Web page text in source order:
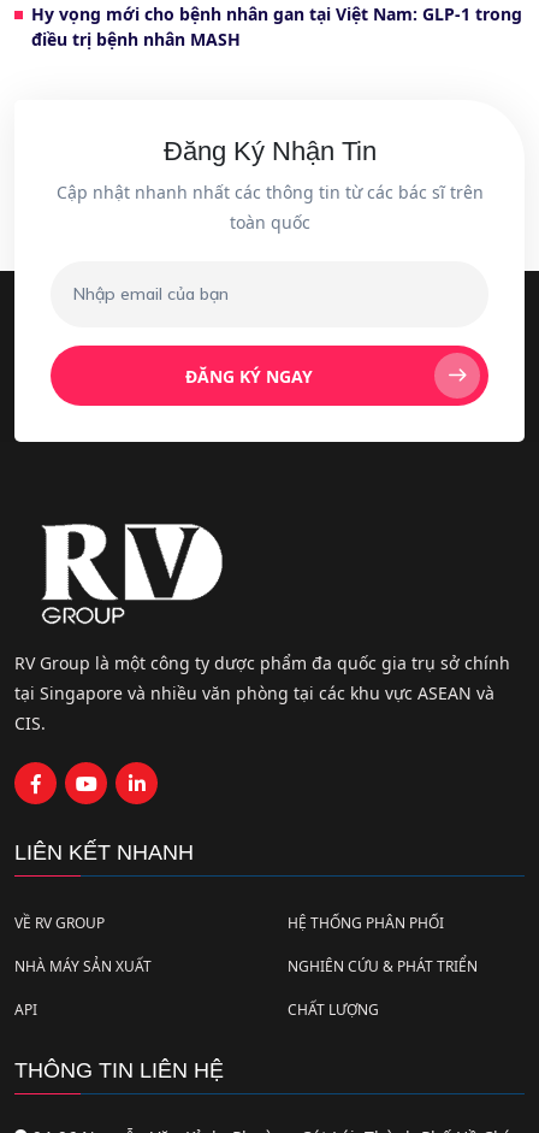
Hy vọng mới cho bệnh nhân gan tại Việt Nam: GLP-1 trong
điều trị bệnh nhân MASH
Đăng Ký Nhận Tin
Cập nhật nhanh nhất các thông tin từ các bác sĩ trên
toàn quốc
ĐĂNG KÝ NGAY
RV Group là một công ty dược phẩm đa quốc gia trụ sở chính
tại Singapore và nhiều văn phòng tại các khu vực ASEAN và
CIS.
LIÊN KẾT NHANH
VỀ RV GROUP HỆ THỐNG PHÂN PHỐI
NHÀ MÁY SẢN XUẤT NGHIÊN CỨU & PHÁT TRIỂN
API CHẤT LƯỢNG
THÔNG TIN LIÊN HỆ